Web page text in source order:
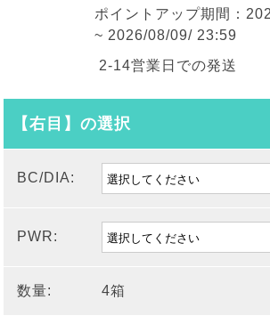
ポイントアップ期間：
~ 2026/08/09/ 23:59
2-14営業日での発送
【右目】の選択
BC/DIA:
PWR:
数量: 4箱